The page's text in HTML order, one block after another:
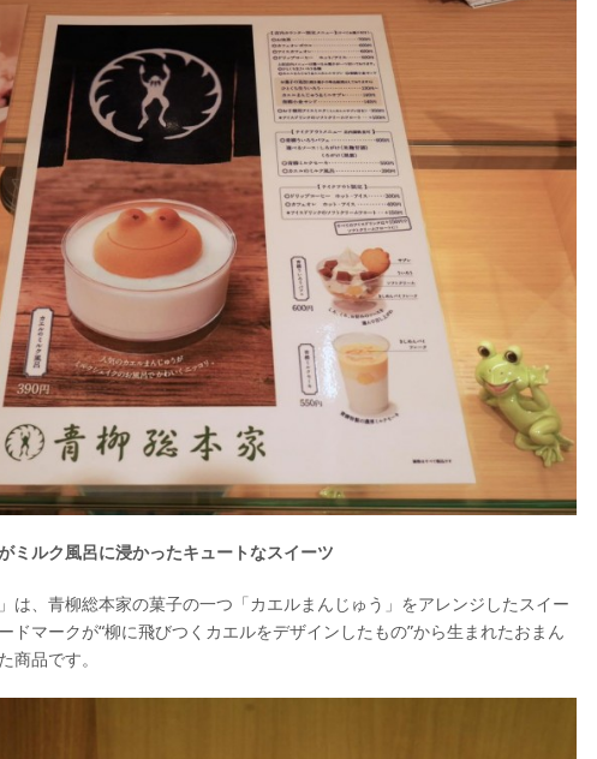
ミルク風呂に浸かったキュートなスイーツ
は、青柳総本家の菓子の一つ「カエルまんじゅう」をアレンジしたスイー
ドマークが“柳に飛びつくカエルをデザインしたもの”から生まれたおまん
商品です。